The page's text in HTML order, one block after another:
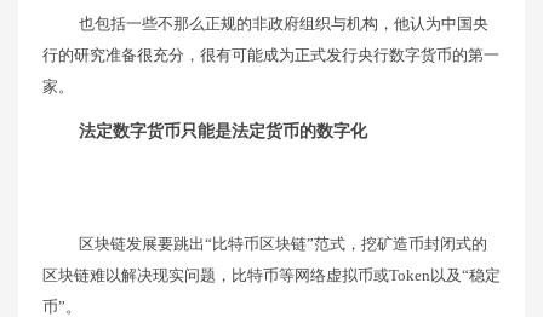
也包括一些不那么正规的非政府组织与机构，他认为中国央
行的研究准备很充分，很有可能成为正式发行央行数字货币的第一
家。
法定数字货币只能是法定货币的数字化
区块链发展要跳出“比特币区块链”范式，挖矿造币封闭式的
区块链难以解决现实问题，比特币等网络虚拟币或Token以及“稳定
币”。